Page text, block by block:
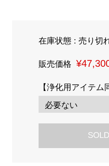
在庫状態 : 売り切
販売価格
【浄化用アイテム